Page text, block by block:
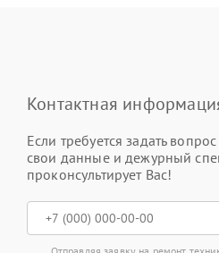
Контактная
Если требуется задать
свои данные и дежурный
проконсультирует Вас!